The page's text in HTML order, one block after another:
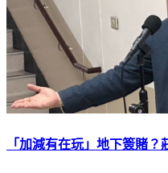
「加減有在玩」地下簽賭